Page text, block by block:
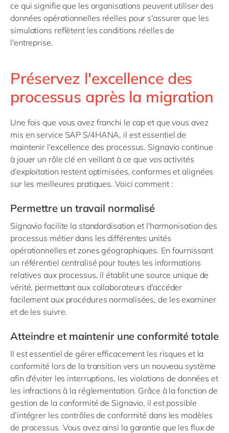
ce qui signifie que les organisations peuvent utiliser des
données opérationnelles réelles pour s'assurer que les
simulations reflètent les conditions réelles de
l'entreprise.
Préservez l'excellence des
processus après la migration
Une fois que vous avez franchi le cap et que vous avez
mis en service SAP S/4HANA, il est essentiel de
maintenir l'excellence des processus. Signavio continue
à jouer un rôle clé en veillant à ce que vos activités
d’exploitation restent optimisées, conformes et alignées
sur les meilleures pratiques. Voici comment :
Permettre un travail normalisé
Signavio facilite la standardisation et l'harmonisation des
processus métier dans les différentes unités
opérationnelles et zones géographiques. En fournissant
un référentiel centralisé pour toutes les informations
relatives aux processus, il établit une source unique de
vérité, permettant aux collaborateurs d'accéder
facilement aux procédures normalisées, de les examiner
et de les suivre.
Atteindre et maintenir une conformité totale
Il est essentiel de gérer efficacement les risques et la
conformité lors de la transition vers un nouveau système
afin d'éviter les interruptions, les violations de données et
les infractions à la réglementation. Grâce à la fonction de
gestion de la conformité de Signavio, il est possible
d’intégrer les contrôles de conformité dans les modèles
de processus. Vous avez ainsi la garantie que les flux de